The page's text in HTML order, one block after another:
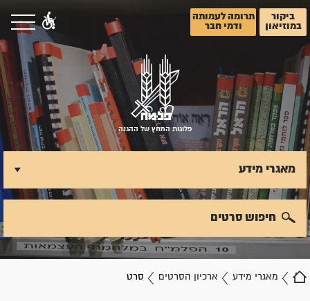
ביקור
במוזיאון
תרומה לעמותה
ודמי חבר
פלוגות המחץ של ההגנה
מאגרי מידע ארכיון הסרטים סרט
מאגרי מידע
חיפוש סרטים